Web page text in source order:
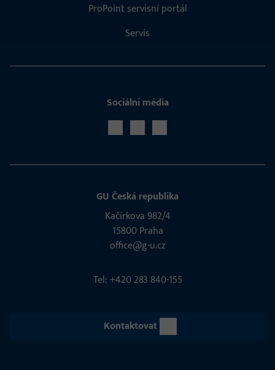
ProPoint servisní portál
Servis
Sociální média
GU Česká republika
Kačírkova 982/4
15800 Praha
office@g-u.cz
Tel: +420 283 840-155
Kontaktovat